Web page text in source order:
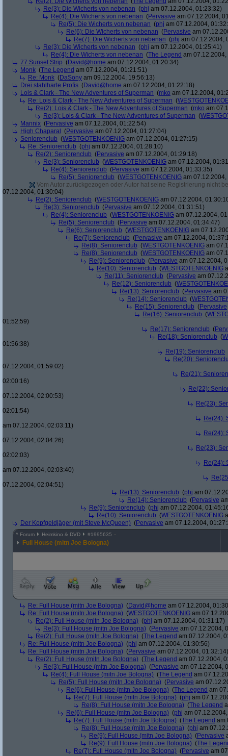
Re(3): Die Wicherts von nebenan (phj am 07.12.2004, 01:23:32)
Re(4): Die Wicherts von nebenan (Pervasive am 07.12.2004,
Re(5): Die Wicherts von nebenan (phj am 07.12.2004,
Re(6): Die Wicherts von nebenan (Pervasive am
Re(7): Die Wicherts von nebenan (phj am 07.12.2004,
Re(3): Die Wicherts von nebenan (phj am 07.12.2004, 01:25:41)
Re(4): Die Wicherts von nebenan (The Legend am
77 Sunset Strip (David@home am 07.12.2004, 01:20:34)
Monk (The Legend am 07.12.2004, 01:21:51)
Re: Monk (DaSony am 09.12.2004, 19:56:13)
Drei stahlharte Profis (David@home am 07.12.2004, 01:22:18)
Lois & Clark - The New Adventures of Superman (mko am 07.12.2004,
Re: Lois & Clark - The New Adventures of Superman (
Re(2): Lois & Clark - The New Adventures of Superman (mko am
Re(3): Lois & Clark - The New Adventures of Superman (
Mannix (Pervasive am 07.12.2004, 01:22:54)
High Chaparal
(Pervasive am 07.12.2004, 01:27:04)
Seniorenclub (WESTGOTENKOENIG am 07.12.2004, 01:27:15)
Re: Seniorenclub (phj am 07.12.2004, 01:28:10)
Re(2): Seniorenclub (Pervasive am 07.12.2004, 01:29:18)
Re(3): Seniorenclub (WESTGOTENKOENIG am 07.12.2004,
Re(4): Seniorenclub (Pervasive am 07.12.2004, 01:33:35)
Re(5): Seniorenclub (WESTGOTENKOENIG am
Vom Autor zurückgezogen oder Autor hat seine Registrierung nicht
07.12.2004, 01:30:04)
Re(2): Seniorenclub (WESTGOTENKOENIG am 07.12.2004,
Re(3): Seniorenclub (Pervasive am 07.12.2004, 01:31:51)
Re(4): Seniorenclub (WESTGOTENKOENIG am 07.12.2004,
Re(5): Seniorenclub (Pervasive am 07.12.2004, 01:34:47)
Re(6): Seniorenclub (WESTGOTENKOENIG am
Re(7): Seniorenclub (Pervasive am 07.12.2004,
Re(8): Seniorenclub (WESTGOTENKOENIG am
Re(8): Seniorenclub (WESTGOTENKOENIG am
Re(9): Seniorenclub (Pervasive am 07.12.2004,
Re(10): Seniorenclub (WESTGOTENKOENIG
Re(11): Seniorenclub (Pervasive am
Re(12): Seniorenclub (
Re(13): Seniorenclub (Pervasive am
Re(14): Seniorenclub (
Re(15): Seniorenclub (Pervasive
Re(16): Seniorenclub (
01:52:59)
Re(17): Seniorenclub (
Re(18): Seniorenclub (
01:56:38)
Re(19): Seniorenclub
Re(20):
07.12.2004, 01:59:02)
Re(21):
02:00:16)
Re(22):
07.12.2004, 02:00:53)
Re(23):
02:01:54)
Re(24):
am 07.12.2004, 02:03:11)
Re(24):
07.12.2004, 02:04:26)
Re(23):
02:02:03)
Re(24):
am 07.12.2004, 02:03:40)
07.12.2004, 02:04:51)
Re(13): Seniorenclub (phj am
Re(14): Seniorenclub (Pervasive
Re(9): Seniorenclub (phj am 07.12.2004,
Re(10): Seniorenclub (WESTGOTENKOENIG
Der Kopfgeldjäger (mit Steve McQueen) (Pervasive am 07.12.2004,
^ Forum Heimkino & DVD #1995635
Full House (mitn Joe Bologna)
Re: Full House (mitn Joe Bologna) (David@home am 07.12.2004,
Re: Full House (mitn Joe Bologna) (WESTGOTENKOENIG am
Re(2): Full House (mitn Joe Bologna) (phj am 07.12.2004, 01:31:17)
Re(3): Full House (mitn Joe Bologna) (Pervasive am 07.12.2004,
Re(2): Full House (mitn Joe Bologna) (The Legend am 07.12.2004,
Re: Full House (mitn Joe Bologna) (phj am 07.12.2004, 01:30:56)
Re: Full House (mitn Joe Bologna) (Pervasive am 07.12.2004, 01:32:14)
Re(2): Full House (mitn Joe Bologna) (The Legend am 07.12.2004,
Re(3): Full House (mitn Joe Bologna) (Pervasive am 07.12.2004,
Re(4): Full House (mitn Joe Bologna) (The Legend am
Re(5): Full House (mitn Joe Bologna) (Pervasive am
Re(6): Full House (mitn Joe Bologna) (The Legend am
Re(7): Full House (mitn Joe Bologna) (phj am
Re(8): Full House (mitn Joe Bologna) (The Legend
Re(6): Full House (mitn Joe Bologna) (phj am
Re(7): Full House (mitn Joe Bologna) (The Legend am
Re(8): Full House (mitn Joe Bologna) (phj am
Re(9): Full House (mitn Joe Bologna) (Pervasive
Re(9): Full House (mitn Joe Bologna) (The
Re(7): Full House (mitn Joe Bologna) (Pervasive am